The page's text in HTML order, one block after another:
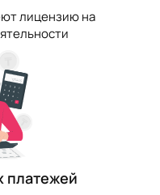
лицензию на
платежей